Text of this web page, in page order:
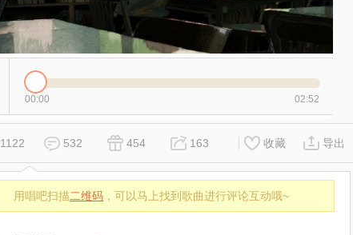
00:00 02:52
1122 532 454 163 收藏 导出
用唱吧扫描二维码 ，可以马上找到歌曲进行评论互动哦~